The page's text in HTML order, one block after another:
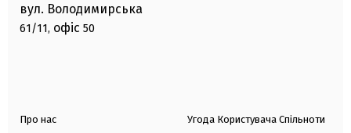
вул. Володимирська
61/11, офіс 50
Про нас Угода Користувача Спільноти